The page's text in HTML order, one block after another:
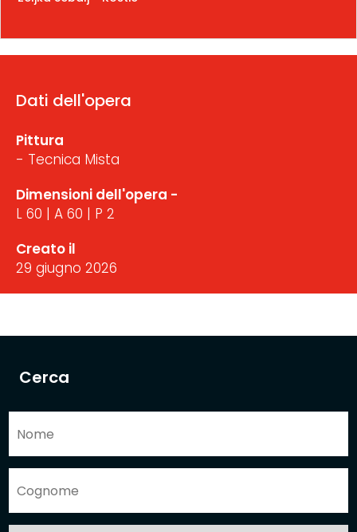
Cerca
Dati dell'opera
Pittura
- Tecnica Mista
Dimensioni dell'opera -
L 60 | A 60 | P 2
Creato il
29 giugno 2026